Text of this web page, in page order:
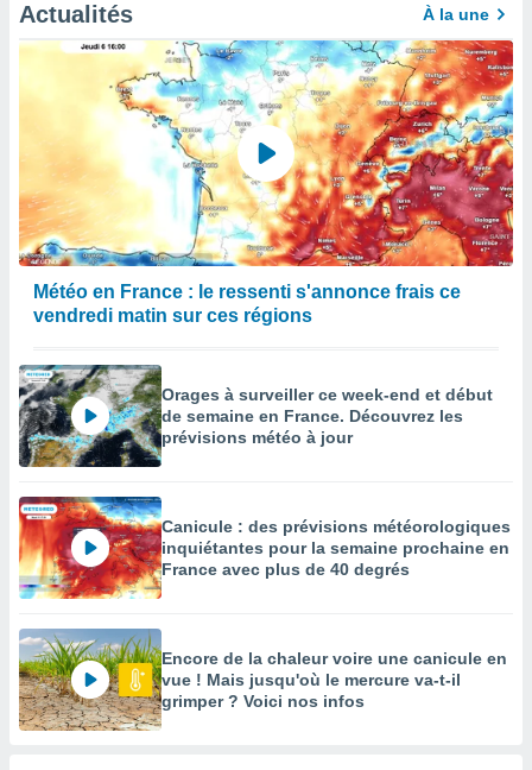
Actualités À la une
Météo en France : le ressenti s'annonce frais ce
vendredi matin sur ces régions
Orages à surveiller ce week-end et début
de semaine en France. Découvrez les
prévisions météo à jour
Canicule : des prévisions météorologiques
inquiétantes pour la semaine prochaine en
France avec plus de 40 degrés
Encore de la chaleur voire une canicule en
vue ! Mais jusqu'où le mercure va-t-il
grimper ? Voici nos infos